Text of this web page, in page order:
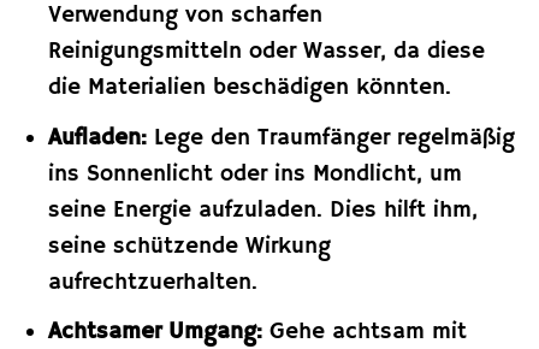
Verwendung von scharfen
Reinigungsmitteln oder Wasser, da diese
die Materialien beschädigen könnten.
Aufladen:Lege den Traumfänger regelmäßig
ins Sonnenlicht oder ins Mondlicht, um
seine Energie aufzuladen. Dies hilft ihm,
seine schützende Wirkung
aufrechtzuerhalten.
Achtsamer Umgang:Gehe achtsam mit